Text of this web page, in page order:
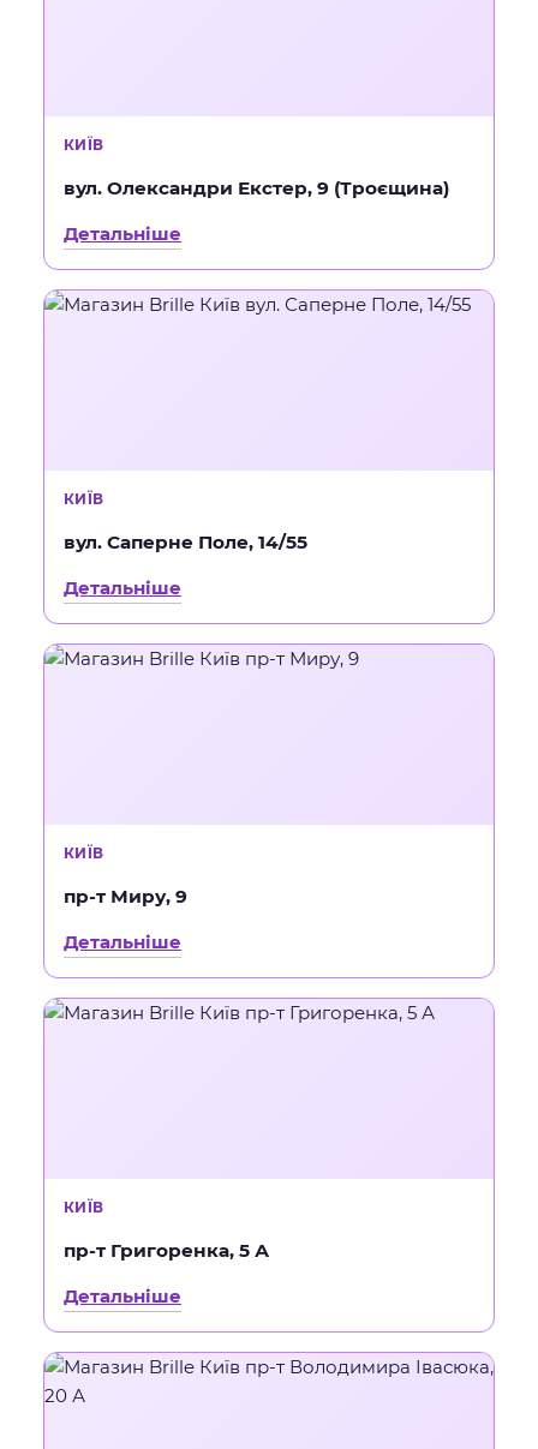
КИЇВ
вул. Олександри Екстер, 9 (Троєщина)
Детальніше
КИЇВ
вул. Саперне Поле, 14/55
Детальніше
КИЇВ
пр-т Миру, 9
Детальніше
КИЇВ
пр-т Григоренка, 5 А
Детальніше